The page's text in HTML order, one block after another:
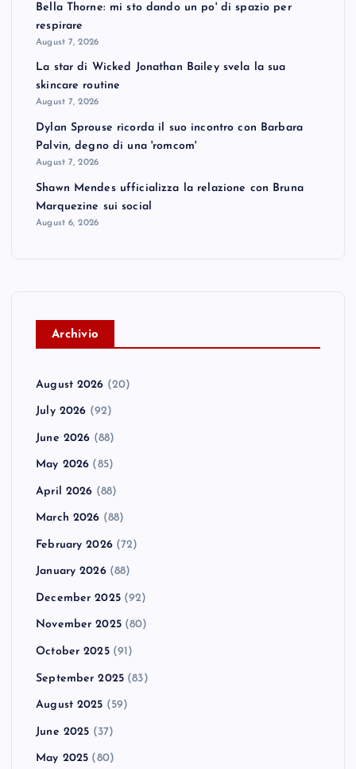
Bella Thorne: mi sto dando un po' di spazio per
respirare
August 7, 2026
La star di Wicked Jonathan Bailey svela la sua
skincare routine
August 7, 2026
Dylan Sprouse ricorda il suo incontro con Barbara
Palvin, degno di una 'romcom'
August 7, 2026
Shawn Mendes ufficializza la relazione con Bruna
Marquezine sui social
August 6, 2026
Archivio
August 2026 (20)
July 2026 (92)
June 2026 (88)
May 2026 (85)
April 2026 (88)
March 2026 (88)
February 2026(72)
January 2026(88)
December 2025(92)
November 2025(80)
October 2025(91)
September 2025 (83)
August 2025 (59)
June 2025 (37)
May 2025 (80)